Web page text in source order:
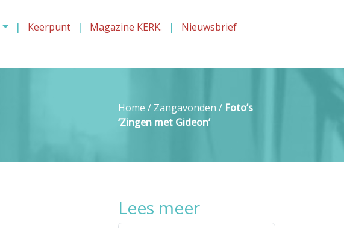
Keerpunt Magazine KERK.
Nieuwsbrief
Home / Zangavonden / Foto’s
‘Zingen met Gideon’
Lees meer